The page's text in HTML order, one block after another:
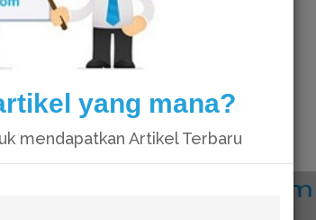
yang mana?
mendapatkan Artikel Terbaru